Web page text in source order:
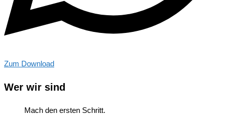
Zum Download
Wer wir sind
Mach den ersten Schritt.